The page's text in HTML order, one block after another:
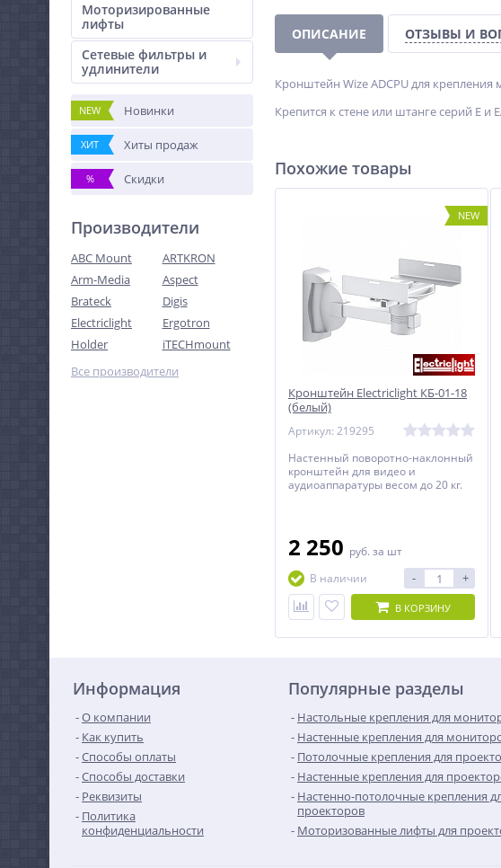
Моторизированные
лифты
Сетевые фильтры и
удлинители
NEW Новинки
ХИТ Хиты продаж
% Скидки
Производители
ABC Mount
ARTKRON
Arm-Media
Aspect
Brateck
Digis
Electriclight
Ergotron
Holder
iTECHmount
Все производители
ОПИСАНИЕ ОТЗЫВЫ И
Кронштейн Wize ADCPU для
Крепится к стене или штанге серий E и
Похожие товары
NEW
Кронштейн Electriclight КБ-01-18
(белый)
Артикул: 219295
Настенный поворотно-наклонный
кронштейн для видео и
аудиоаппаратуры весом до 20 кг.
2 250 руб. за шт
В наличии
- +
В КОРЗИНУ
Информация
О компании
Как купить
Способы оплаты
Способы доставки
Реквизиты
Политика
конфиденциальности
Популярные разделы
Настольные крепления для
Настенные крепления для
Потолочные крепления для
Настенные крепления для
Настенно-потолочные крепления
проекторов
Моторизованные лифты для